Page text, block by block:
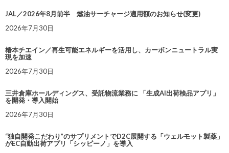
JAL／2026年8月前半 燃油サーチャージ適用額のお知らせ(変更)
2026年7月30日
椿本チエイン／再生可能エネルギーを活用し、カーボンニュートラル実
現を加速
2026年7月30日
三井倉庫ホールディングス、受託物流業務に 「生成AI出荷検品アプリ」
を開発・導入開始
2026年7月30日
“独自開発こだわり”のサプリメントでD2C展開する「ウェルモット製薬」
がEC自動出荷アプリ「シッピーノ」を導入